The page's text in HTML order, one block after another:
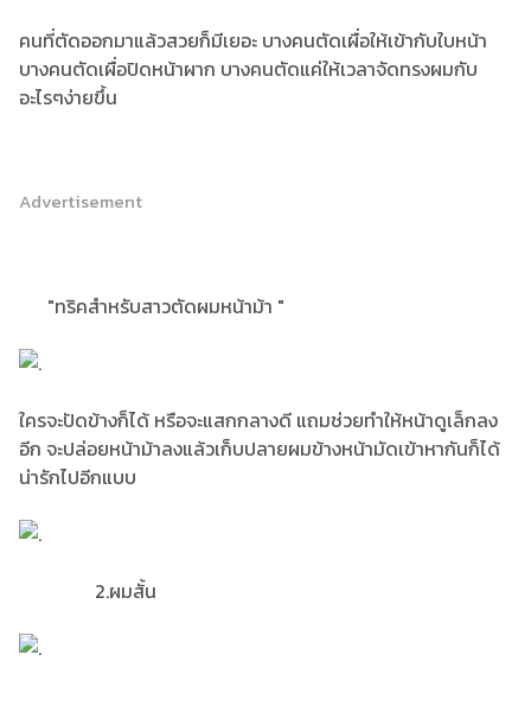
คนที่ตัดออกมาแล้วสวยก็มีเยอะ บางคนตัดเผื่อให้เข้ากับใบหน้า
บางคนตัดเผื่อปิดหน้าผาก บางคนตัดแค่ให้เวลาจัดทรงผมกับ
อะไรๆง่ายขึ้น
Advertisement
"ทริคสำหรับสาวตัดผมหน้าม้า "
ใครจะปัดข้างก็ได้ หรือจะแสกกลางดี แถมช่วยทำให้หน้าดูเล็กลง
อีก จะปล่อยหน้าม้าลงแล้วเก็บปลายผมข้างหน้ามัดเข้าหากันก็ได้
น่ารักไปอีกแบบ
2.ผมสั้น